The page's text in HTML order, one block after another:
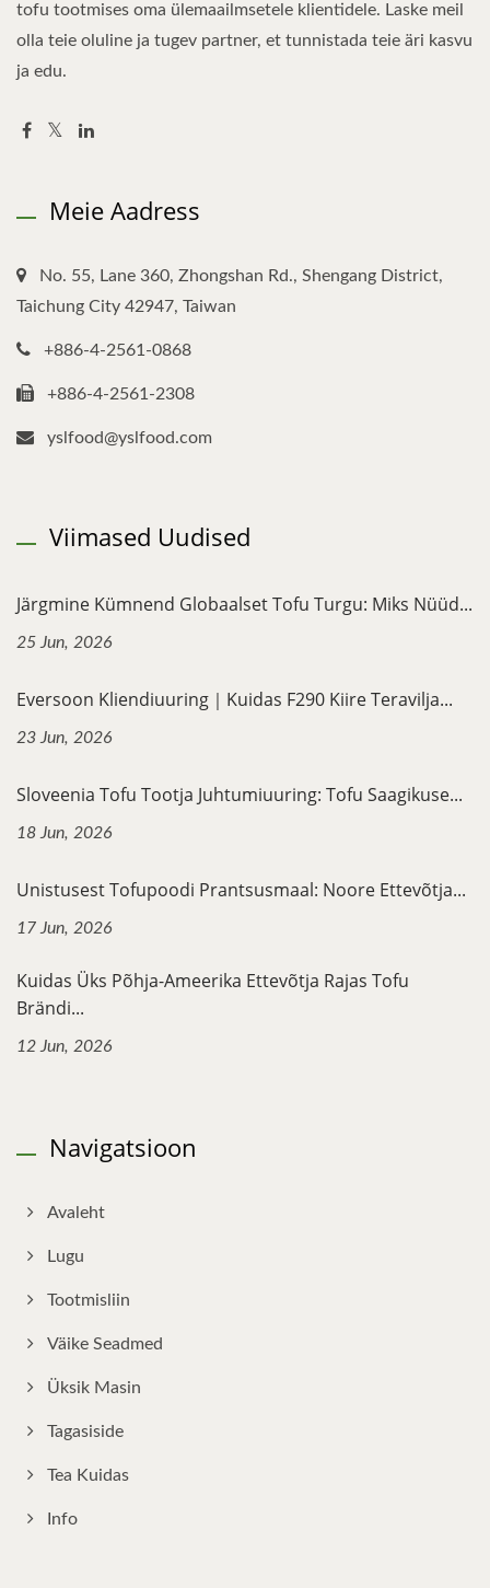
tofu tootmises oma ülemaailmsetele klientidele. Laske meil
olla teie oluline ja tugev partner, et tunnistada teie äri kasvu
ja edu.
Meie Aadress
No. 55, Lane 360, Zhongshan Rd., Shengang District,
Taichung City 42947, Taiwan
+886-4-2561-0868
+886-4-2561-2308
yslfood@yslfood.com
Viimased Uudised
Järgmine Kümnend Globaalset Tofu Turgu: Miks Nüüd...
25 Jun, 2026
Eversoon Kliendiuuring｜Kuidas F290 Kiire Teravilja...
23 Jun, 2026
Sloveenia Tofu Tootja Juhtumiuuring: Tofu Saagikuse...
18 Jun, 2026
Unistusest Tofupoodi Prantsusmaal: Noore Ettevõtja...
17 Jun, 2026
Kuidas Üks Põhja-Ameerika Ettevõtja Rajas Tofu
Brändi...
12 Jun, 2026
Navigatsioon
Avaleht
Lugu
Tootmisliin
Väike Seadmed
Üksik Masin
Tagasiside
Tea Kuidas
Info